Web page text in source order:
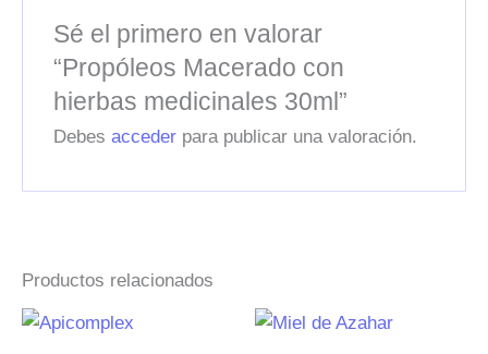
Sé el primero en valorar
“Propóleos Macerado con
hierbas medicinales 30ml”
Debesacceder para publicar una valoración.
Productos relacionados